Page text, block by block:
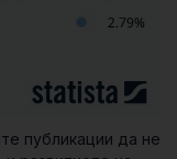
публикации да не